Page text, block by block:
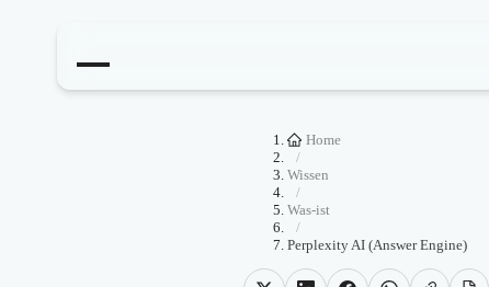
Home
/
Wissen
/
Was-ist
/
Perplexity AI (Answer Engine)